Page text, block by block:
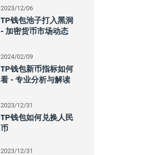
2023/12/06
TP钱包池子打入黑洞
- 加密货币市场动态
2024/02/09
TP钱包新币指标如何
看 - 专业分析与解读
2023/12/31
TP钱包如何兑换人民
币
2023/12/31